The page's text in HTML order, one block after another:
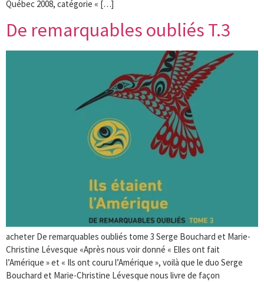
Québec 2008, catégorie « […]
De remarquables oubliés T.3
acheter De remarquables oubliés tome 3 Serge Bouchard et Marie-
Christine Lévesque «Après nous voir donné « Elles ont fait
l’Amérique » et « Ils ont couru l’Amérique », voilà que le duo Serge
Bouchard et Marie-Christine Lévesque nous livre de façon